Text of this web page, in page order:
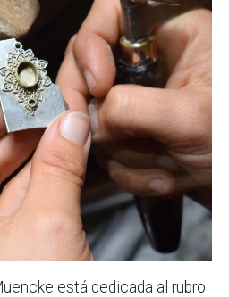
está dedicada al rubro